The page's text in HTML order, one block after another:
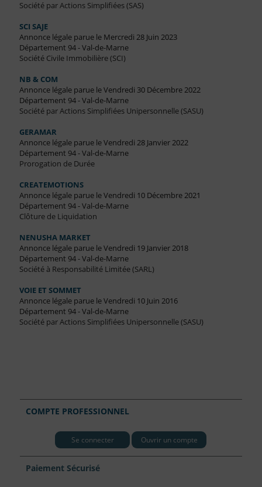
Société par Actions Simplifiées (SAS)
SCI SAJE
Annonce légale parue le Mercredi 28 Juin 2023
Département 94 - Val-de-Marne
Société Civile Immobilière (SCI)
NB & COM
Annonce légale parue le Vendredi 30 Décembre 2022
Département 94 - Val-de-Marne
Société par Actions Simplifiées Unipersonnelle (SASU)
GERAMAR
Annonce légale parue le Vendredi 28 Janvier 2022
Département 94 - Val-de-Marne
Prorogation de Durée
CREATEMOTIONS
Annonce légale parue le Vendredi 10 Décembre 2021
Département 94 - Val-de-Marne
Clôture de Liquidation
NENUSHA MARKET
Annonce légale parue le Vendredi 19 Janvier 2018
Département 94 - Val-de-Marne
Société à Responsabilité Limitée (SARL)
VOIE ET SOMMET
Annonce légale parue le Vendredi 10 Juin 2016
Département 94 - Val-de-Marne
Société par Actions Simplifiées Unipersonnelle (SASU)
COMPTE PROFESSIONNEL
Se connecter Ouvrir un compte
Paiement Sécurisé